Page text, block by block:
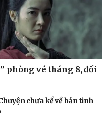
phòng vé tháng 8, đối
chưa kể về bản tình